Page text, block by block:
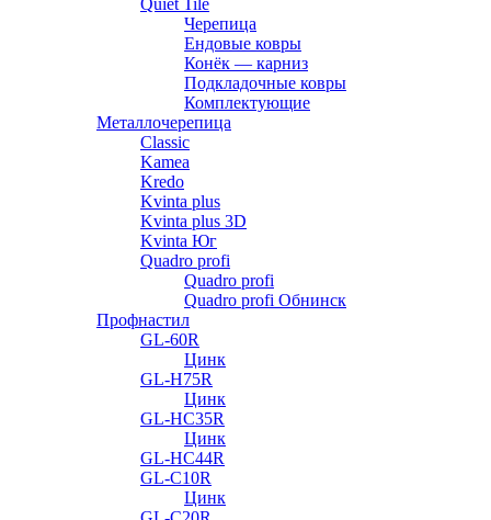
Quiet Tile
Черепица
Ендовые ковры
Конёк — карниз
Подкладочные ковры
Комплектующие
Металлочерепица
Classic
Kamea
Kredo
Kvinta plus
Kvinta plus 3D
Kvinta Юг
Quadro profi
Quadro profi
Quadro profi Обнинск
Профнастил
GL-60R
Цинк
GL-H75R
Цинк
GL-HC35R
Цинк
GL-HC44R
GL-С10R
Цинк